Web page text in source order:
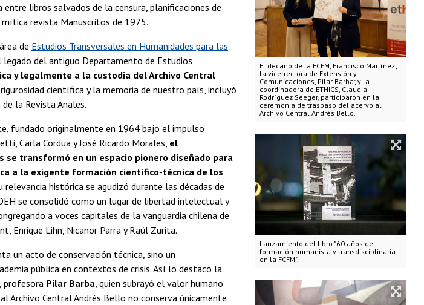
El decano de la FCFM, Francisco Martínez;
la vicerrectora de Extensión y
Comunicaciones, Pilar Barba; y la
coordinadora de ETHICS, Claudia
Rodríguez Seeger, participaron en la
ceremonia de traspaso del acervo al
Archivo Central Andrés Bello.
Lanzamiento del libro "60 años de
formación humanista y transdisciplinaria
en la FCFM".
entre libros salvados de la censura, planificaciones de
revista Manuscritos de 1975.
de Estudios Transversales en Humanidades para las
legado del antiguo Departamento de Estudios
y legalmente a la custodia del Archivo Central
científica y la memoria de nuestro país, incluyó
la Revista Anales.
fundado originalmente en 1964 bajo el impulso
Carla Cordua y José Ricardo Morales, el
transformó en un espacio pionero diseñado para
a la exigente formación científico-técnica de los
relevancia histórica se agudizó durante las décadas de
se consolidó como un lugar de libertad intelectual y
a voces capitales de la vanguardia chilena de
Enrique Lihn, Nicanor Parra y Raúl Zurita.
un acto de conservación técnica, sino un
pública en contextos de crisis. Así lo destacó la
profesora Pilar Barba , quien subrayó el valor humano
Archivo Central Andrés Bello no conserva únicamente